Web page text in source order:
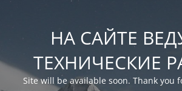
НА САЙТЕ
ТЕХНИЧЕСКИЕ
Site will be available soon. Thank you